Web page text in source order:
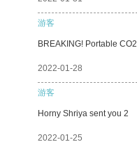
游客
BREAKING! Portable CO2
2022-01-28
游客
Horny Shriya sent you 2
2022-01-25